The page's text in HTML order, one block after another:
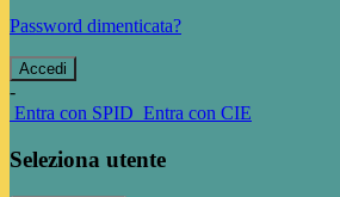
Password dimenticata?
-
Entra con SPID Entra con CIE
Seleziona utente